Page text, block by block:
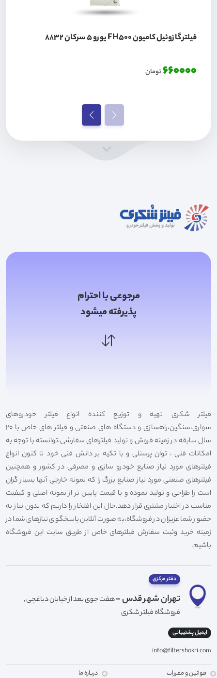
فیلتر گازوئیل کامیون FH500 یورو 5 سرکان 8832
660000تومان
مرجوعی با احترام
پذیرفته میشود
فیلتر شکری تهیه و توزیع کننده انواع فیلتر خودروهای
سواری،سنگین،راهسازی و دستگاه های صنعتی و فیلتر های خاص با 20
سال سابقه در زمینه فروش و تولید فیلترهای سفارشی،توانسته با توجه به
امکانات فنی ، توان پرسنلی و با تکیه بر دانش فنی خود تا کنون انواع
فیلترهای مورد نیاز صنایع خودرو سازی و مصرفی در کشور و همچنین
فیلترهای صنعتی مورد نیاز صنایع بزرگ را که نمونه خارجی آنها بسیار گران
است را طراحی و تولید نموده و با قیمت پایین تر از نمونه اصلی و کیفیت
مناسب در اختیار مشتری قرار دهد.حال این افتخار را داریم که بدون نیاز به
حضور شما عزیزان در فروشگاه،به صورت آنلاین پاسخگوی نیازهای شما در
زمینه خرید وثبت سفارش فیلترهای خاص از طریق سایت این فروشگاه
باشیم.
دفتر مرکزی
تهران شهر قدس -هفت جوی بعد از خیابان دباغچی ,
فروشگاه فیلتر شکری
ایمیل پشتیبانی
info@filtershokri.com
قوانین و مقررات
درباره ما